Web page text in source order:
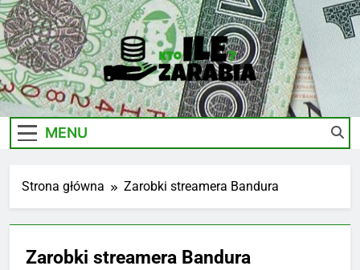
Skip
to
content
Ile-
Zarabia.edu.pl
Zarobki Gwiazd, Ciekawostki I Biznes
MENU
Strona główna Zarobki streamera Bandura
Zarobki streamera Bandura